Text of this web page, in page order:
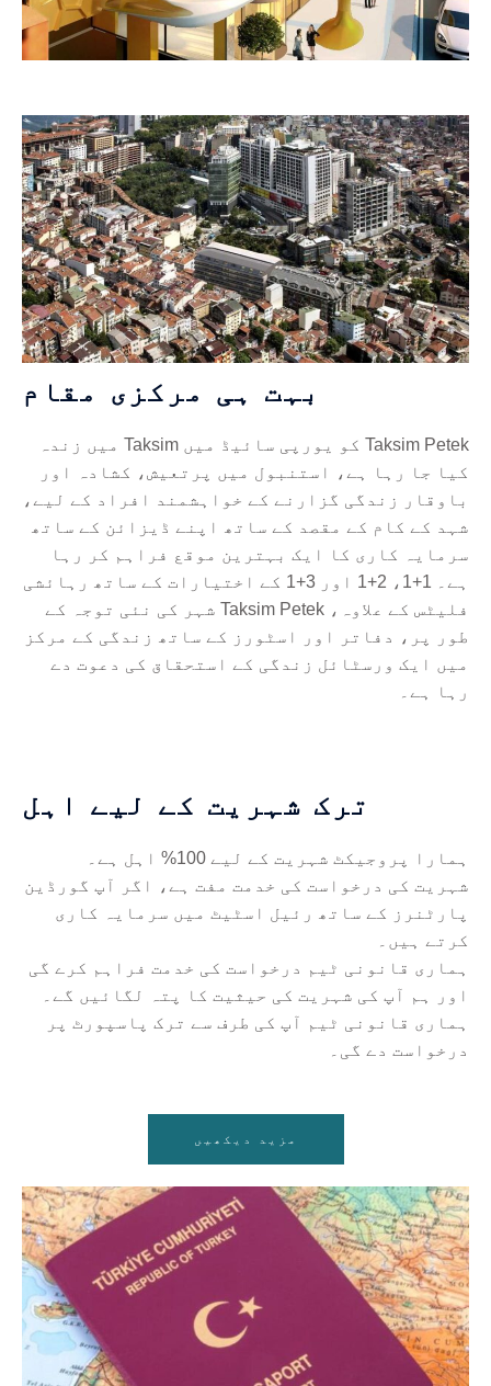
بہت ہی مرکزی مقام
Taksim Petek کو یورپی سائیڈ میں Taksim میں زندہ
کیا جا رہا ہے، استنبول میں پرتعیش، کشادہ اور
باوقار زندگی گزارنے کے خواہشمند افراد کے لیے،
شہد کے کام کے مقصد کے ساتھ اپنے ڈیزائن کے ساتھ
سرمایہ کاری کا ایک بہترین موقع فراہم کر رہا
ہے۔ 1+1، 2+1 اور 3+1 کے اختیارات کے ساتھ رہائشی
فلیٹس کے علاوہ، Taksim Petek شہر کی نئی توجہ کے
طور پر، دفاتر اور اسٹورز کے ساتھ زندگی کے مرکز
میں ایک ورسٹائل زندگی کے استحقاق کی دعوت دے
رہا ہے۔
ترک شہریت کے لیے اہل
ہمارا پروجیکٹ شہریت کے لیے 100% اہل ہے۔
شہریت کی درخواست کی خدمت مفت ہے، اگر آپ گورڈین
پارٹنرز کے ساتھ رئیل اسٹیٹ میں سرمایہ کاری
کرتے ہیں۔
ہماری قانونی ٹیم درخواست کی خدمت فراہم کرے گی
اور ہم آپ کی شہریت کی حیثیت کا پتہ لگائیں گے۔
ہماری قانونی ٹیم آپ کی طرف سے ترک پاسپورٹ پر
درخواست دے گی۔
مزید دیکھیں